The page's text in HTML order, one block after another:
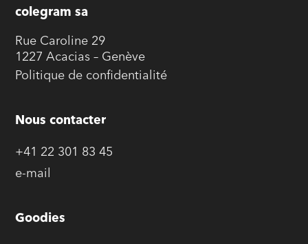
colegram sa
Rue Caroline 29
1227 Acacias – Genève
Politique de confidentialité
Nous contacter
+41 22 301 83 45
e-mail
Goodies